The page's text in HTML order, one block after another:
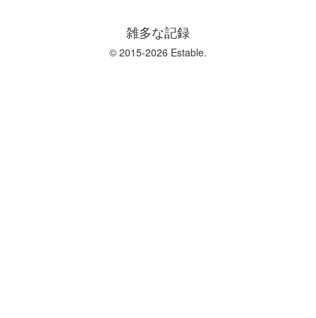
雑多な記録
© 2015-2026 Estable.